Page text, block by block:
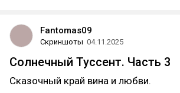
Fantomas09
Скриншоты 04.11.2025
Солнечный Туссент. Часть 3
Сказочный край вина и любви.